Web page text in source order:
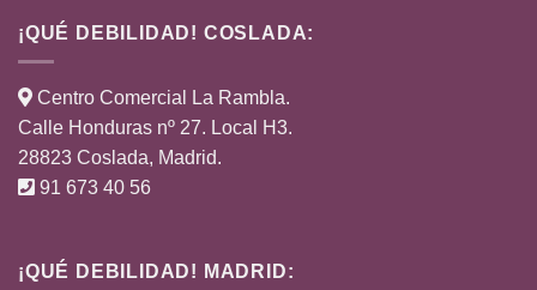
¡QUÉ DEBILIDAD! COSLADA:
Centro Comercial La Rambla.
Calle Honduras nº 27. Local H3.
28823 Coslada, Madrid.
91 673 40 56
¡QUÉ DEBILIDAD! MADRID: